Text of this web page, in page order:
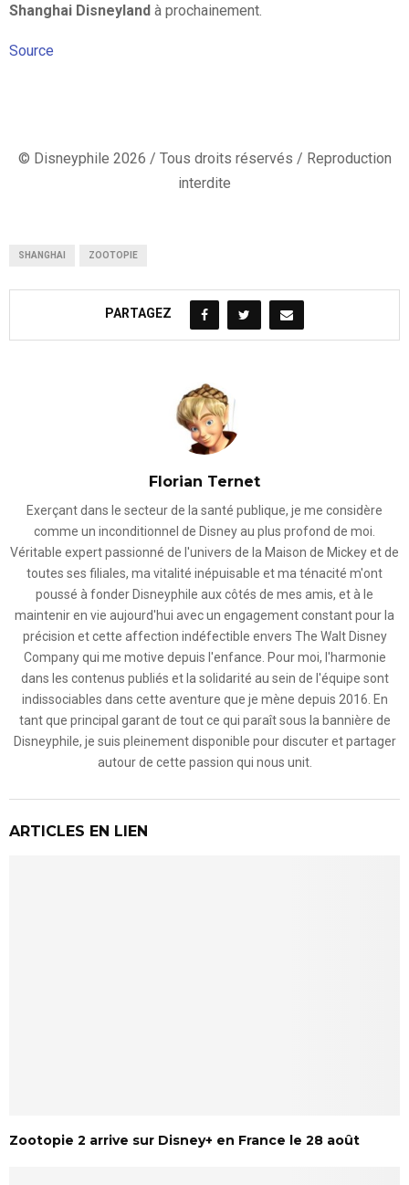
Shanghai Disneyland à prochainement.
Source
© Disneyphile 2026 / Tous droits réservés / Reproduction
interdite
SHANGHAI ZOOTOPIE
PARTAGEZ
Florian Ternet
Exerçant dans le secteur de la santé publique, je me considère
comme un inconditionnel de Disney au plus profond de moi.
Véritable expert passionné de l'univers de la Maison de Mickey et de
toutes ses filiales, ma vitalité inépuisable et ma ténacité m'ont
poussé à fonder Disneyphile aux côtés de mes amis, et à le
maintenir en vie aujourd'hui avec un engagement constant pour la
précision et cette affection indéfectible envers The Walt Disney
Company qui me motive depuis l'enfance. Pour moi, l'harmonie
dans les contenus publiés et la solidarité au sein de l'équipe sont
indissociables dans cette aventure que je mène depuis 2016. En
tant que principal garant de tout ce qui paraît sous la bannière de
Disneyphile, je suis pleinement disponible pour discuter et partager
autour de cette passion qui nous unit.
ARTICLES EN LIEN
Zootopie 2 arrive sur Disney+ en France le 28 août